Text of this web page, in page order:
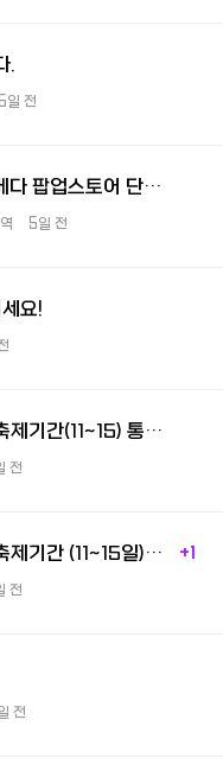
.
5일 전
[완료] 오사카 한큐 우메다 팝업스토어 단기알바 구해요! 8월5일 ~ 11일
5일 전
요!
도쿠시아 아와오도리 축제기간(11~15) 통역 구합니다
전
도쿠시마 아와오도리 축제기간 (11~15일) 통역 아르바이트 구인 +1
전
전